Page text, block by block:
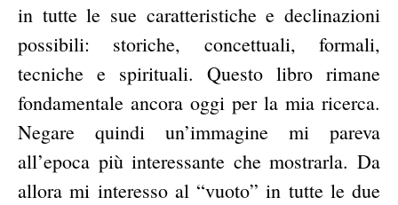
in tutte le sue caratteristiche e declinazioni
possibili: storiche, concettuali, formali,
tecniche e spirituali. Questo libro rimane
fondamentale ancora oggi per la mia ricerca.
Negare quindi un’immagine mi pareva
all’epoca più interessante che mostrarla. Da
allora mi interesso al “vuoto” in tutte le due